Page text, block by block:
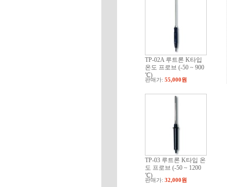
TP-02A 루트론 K타입
온도 프로브 (-50 ~ 900
℃)
판매가: 55,000원
TP-03 루트론 K타입 온
도 프로브 (-50 ~ 1200
℃)
판매가: 32,000원